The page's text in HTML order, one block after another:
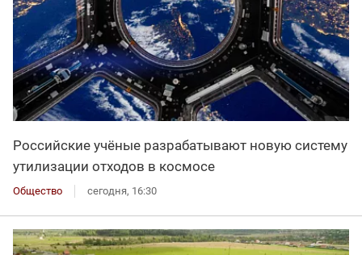
Российские учёные разрабатывают новую систему
утилизации отходов в космосе
Общество сегодня, 16:30